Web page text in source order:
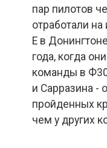
пар пилотов
отработали
Е в
года, когда
команды в
и Сарразина -
пройденных
чем у других